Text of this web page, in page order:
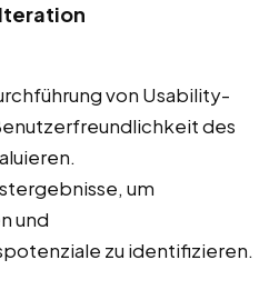
von Usability-
des
um
und
zu identifizieren.